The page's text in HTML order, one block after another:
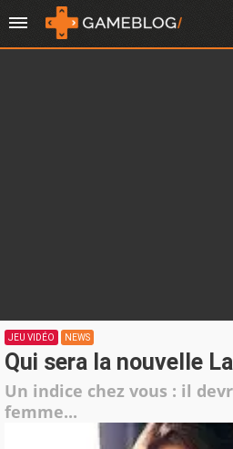
JEU VIDÉO NEWS
Qui sera la nouvelle
Un indice chez vous : il
femme...